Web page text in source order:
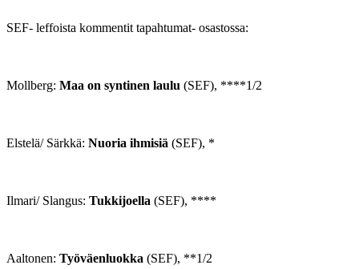
SEF- leffoista kommentit tapahtumat- osastossa:
Mollberg: Maa on syntinen laulu (SEF), ****1/2
Elstelä/ Särkkä: Nuoria ihmisiä (SEF), *
Ilmari/ Slangus: Tukkijoella (SEF), ****
Aaltonen: Työväenluokka (SEF), **1/2